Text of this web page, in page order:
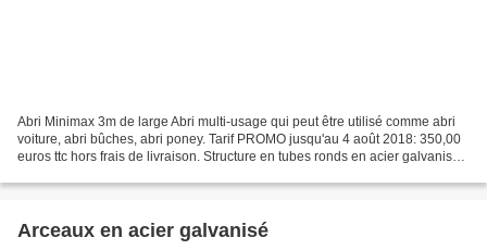
Abri Minimax 3m de large Abri multi-usage qui peut être utilisé comme abri
voiture, abri bûches, abri poney. Tarif PROMO jusqu'au 4 août 2018: 350,00
euros ttc hors frais de livraison. Structure en tubes ronds en acier galvanisé
Arceaux en acier galvanisé